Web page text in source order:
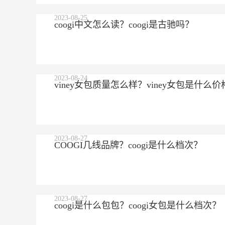
coogi中文怎么读？coogi是古驰吗？
2023-08-25
viney女包质量怎么样？viney女包是什么价
2023-08-24
COOGI几线品牌？coogi是什么档次？
2023-08-27
coogi是什么包包？coogi女包是什么档次？
2023-08-27